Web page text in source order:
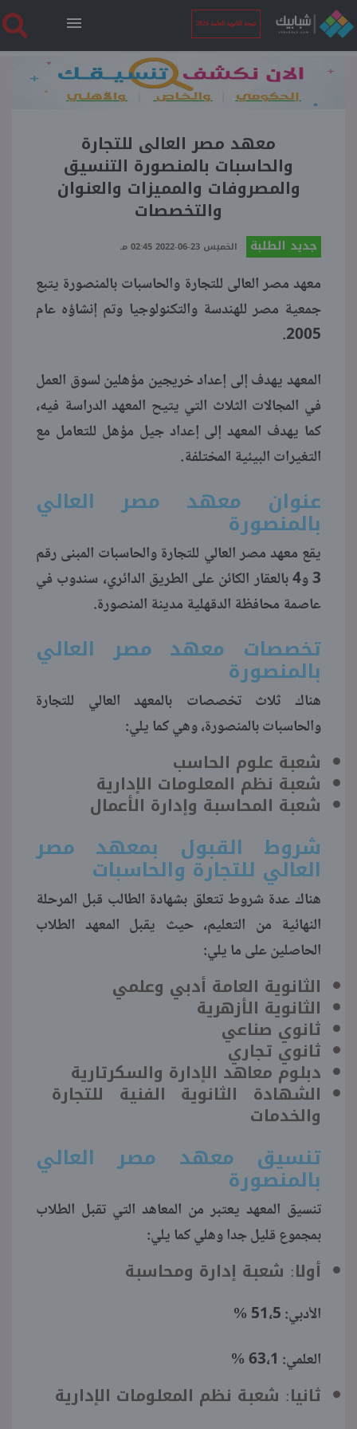
نتيجة الثانوية العامة 2026
الرئيسية
نتيجة الثانوية العامة 2026
أخبار ساخنة
فنجان قهوة
بوابة الطلبة
منوعات
معهد مصر العالى للتجارة
والحاسبات بالمنصورة التنسيق
والمصروفات والمميزات والعنوان
والتخصصات
جديد الطلبة الخميس 23-06-2022 02:45 مـ
معهد مصر العالى للتجارة والحاسبات بالمنصورة يتبع
جمعية مصر للهندسة والتكنولوجيا وتم إنشاؤه عام
2005.
المعهد يهدف إلى إعداد خريجين مؤهلين لسوق العمل
في المجالات الثلاث التي يتيح المعهد الدراسة فيه،
كما يهدف المعهد إلى إعداد جيل مؤهل للتعامل مع
التغيرات البيئية المختلفة.
عنوان معهد مصر العالي
بالمنصورة
يقع معهد مصر العالي للتجارة والحاسبات المبنى رقم
3 و4 بالعقار الكائن على الطريق الدائري، سندوب في
عاصمة محافظة الدقهلية مدينة المنصورة.
تخصصات معهد مصر العالي
بالمنصورة
هناك ثلاث تخصصات بالمعهد العالي للتجارة
والحاسبات بالمنصورة، وهي كما يلي:
شعبة علوم الحاسب
شعبة نظم المعلومات الإدارية
شعبة المحاسبة وإدارة الأعمال
شروط القبول بمعهد مصر
العالي للتجارة والحاسبات
هناك عدة شروط تتعلق بشهادة الطالب قبل المرحلة
النهائية من التعليم، حيث يقبل المعهد الطلاب
الحاصلين على ما يلي:
الثانوية العامة أدبي وعلمي
الثانوية الأزهرية
ثانوي صناعي
ثانوي تجاري
دبلوم معاهد الإدارة والسكرتارية
الشهادة الثانوية الفنية للتجارة
والخدمات
تنسيق معهد مصر العالي
بالمنصورة
تنسيق المعهد يعتبر من المعاهد التي تقبل الطلاب
بمجموع قليل جدا وهلي كما يلي:
أولا: شعبة إدارة ومحاسبة
الأدبي: 51،5 %
العلمي: 63،1 %
ثانيا: شعبة نظم المعلومات الإدارية